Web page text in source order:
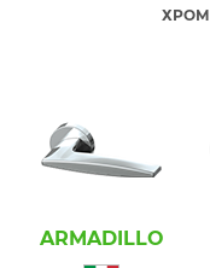
ХРОМ
ARMADILLO